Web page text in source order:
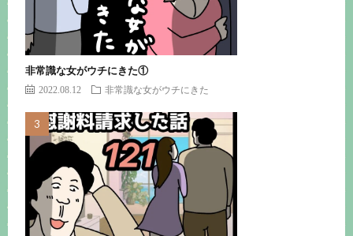
非常識な女がウチにきた①
2022.08.12 非常識な女がウチにきた